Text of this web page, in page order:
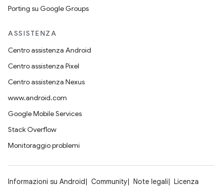
Porting su Google Groups
ASSISTENZA
Centro assistenza Android
Centro assistenza Pixel
Centro assistenza Nexus
www.android.com
Google Mobile Services
Stack Overflow
Monitoraggio problemi
Informazioni su Android Community Note legali
Licenza